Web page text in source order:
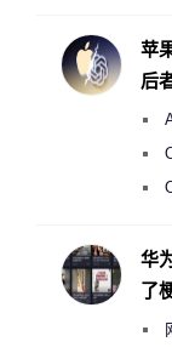
度
苹
后
《
华
了